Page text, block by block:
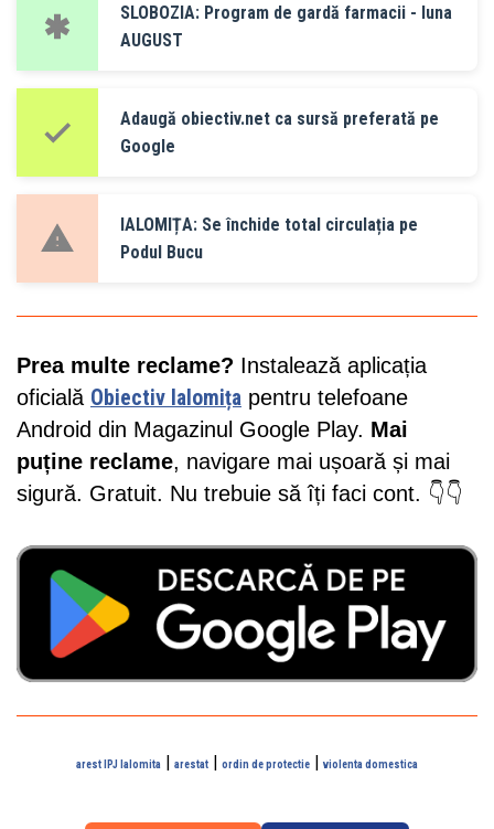
SLOBOZIA: Program de gardă farmacii - luna
AUGUST
Adaugă obiectiv.net ca sursă preferată pe
Google
IALOMIȚA: Se închide total circulația pe
Podul Bucu
Prea multe reclame? Instalează aplicația
oficială Obiectiv Ialomița pentru telefoane
Android din Magazinul Google Play. Mai
puține reclame, navigare mai ușoară și mai
sigură. Gratuit. Nu trebuie să îți faci cont. 👇👇
arest IPJ Ialomita | arestat | ordin de protectie | violenta domestica